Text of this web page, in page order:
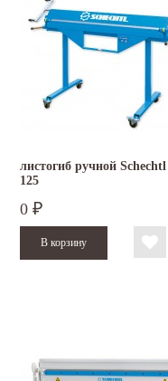
листогиб ручной
125
0 ₽